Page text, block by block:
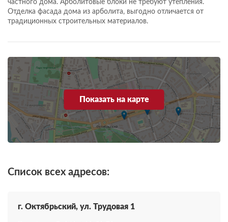
частного дома. Арболитовые блоки не требуют утепления.
Отделка фасада дома из арболита, выгодно отличается от
традиционных строительных материалов.
Показать на карте
Список всех адресов:
г. Октябрьский, ул. Трудовая 1